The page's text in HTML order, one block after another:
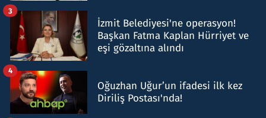
İzmit Belediyesi'ne operasyon!
Başkan Fatma Kaplan Hürriyet ve
eşi gözaltına alındı
3
Oğuzhan Uğur’un ifadesi ilk kez
Diriliş Postası'nda!
4